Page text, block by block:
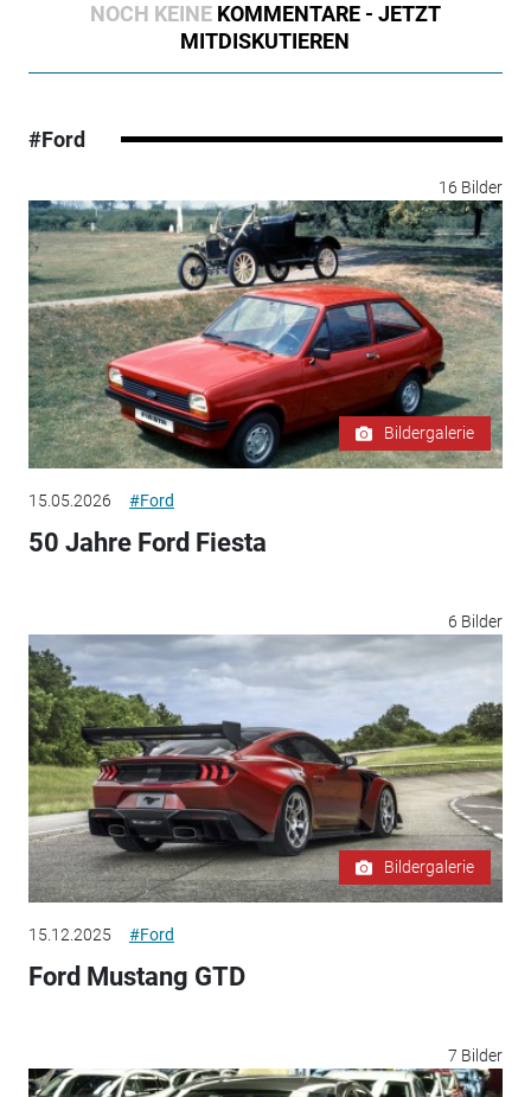
NOCH KEINE KOMMENTARE - JETZT
MITDISKUTIEREN
#Ford
16 Bilder
Bildergalerie
15.05.2026 #Ford
50 Jahre Ford Fiesta
6 Bilder
Bildergalerie
15.12.2025 #Ford
Ford Mustang GTD
7 Bilder